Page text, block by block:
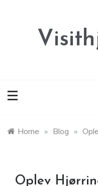
Home » Blog »
Oplev